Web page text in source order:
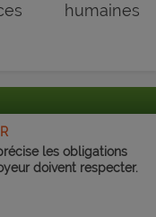
humaines
les obligations
doivent respecter.